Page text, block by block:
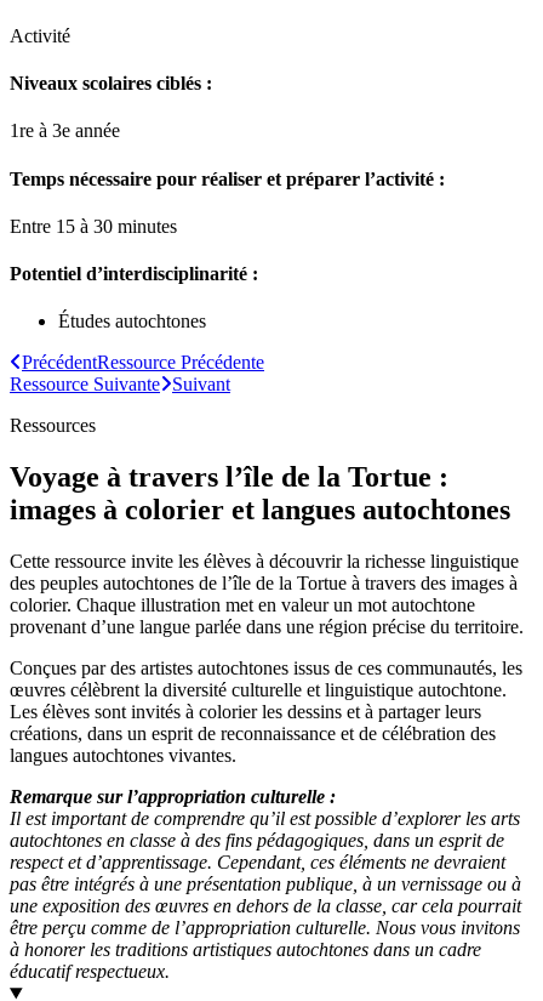
Activité
Niveaux scolaires ciblés :
1re à 3e année
Temps nécessaire pour réaliser et préparer l’activité :
Entre 15 à 30 minutes
Potentiel d’interdisciplinarité :
Études autochtones
PrécédentRessource Précédente
Ressource Suivante
Suivant
Ressources
Voyage à travers l’île de la Tortue :
images à colorier et langues autochtones
Cette ressource invite les élèves à découvrir la richesse linguistique
des peuples autochtones de l’île de la Tortue à travers des images à
colorier. Chaque illustration met en valeur un mot autochtone
provenant d’une langue parlée dans une région précise du territoire.
Conçues par des artistes autochtones issus de ces communautés, les
œuvres célèbrent la diversité culturelle et linguistique autochtone.
Les élèves sont invités à colorier les dessins et à partager leurs
créations, dans un esprit de reconnaissance et de célébration des
langues autochtones vivantes.
Remarque sur l’appropriation culturelle :
Il est important de comprendre qu’il est possible d’explorer les arts
autochtones en classe à des fins pédagogiques, dans un esprit de
respect et d’apprentissage. Cependant, ces éléments ne devraient
pas être intégrés à une présentation publique, à un vernissage ou à
une exposition des œuvres en dehors de la classe, car cela pourrait
être perçu comme de l’appropriation culturelle. Nous vous invitons
à honorer les traditions artistiques autochtones dans un cadre
éducatif respectueux.